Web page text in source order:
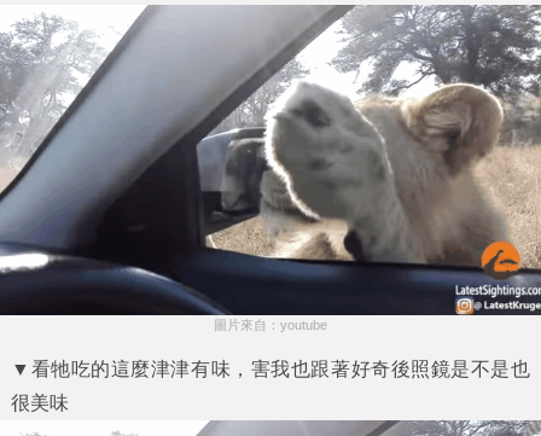
圖片來自：youtube
▼看牠吃的這麼津津有味，害我也跟著好奇後照鏡是不是也
很美味